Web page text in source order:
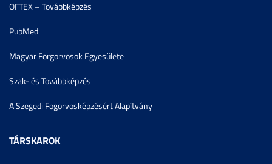
OFTEX – Továbbképzés
PubMed
Magyar Forgorvosok Egyesülete
Szak- és Továbbképzés
A Szegedi Fogorvosképzésért Alapítvány
TÁRSKAROK